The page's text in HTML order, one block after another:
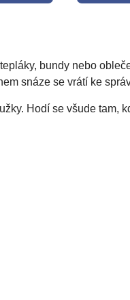
bundy nebo
snáze se vrátí ke
Hodí se všude tam,